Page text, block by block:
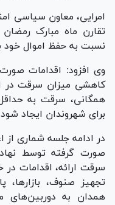
امرایی، معاون سیاسی
تقارن ماه مبارک رمضان
نسبت به حفظ اموال خود
وی افزود: اقدامات
کاهشی میزان سرقت در
همگانی، سرقت به
برای شهروندان ایجاد
در ادامه جلسه شماری از
صورت گرفته توسط
سرقت ارائه، اقدامات
تجهیز صنوف، بازارها،
همدان به دوربین‌های